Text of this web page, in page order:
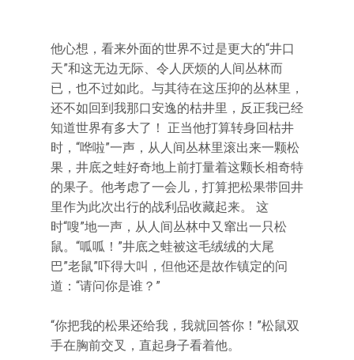
他心想，看来外面的世界不过是更大的“井口
天”和这无边无际、令人厌烦的人间丛林而
已，也不过如此。与其待在这压抑的丛林里，
还不如回到我那口安逸的枯井里，反正我已经
知道世界有多大了！ 正当他打算转身回枯井
时，“哗啦”一声，从人间丛林里滚出来一颗松
果，井底之蛙好奇地上前打量着这颗长相奇特
的果子。他考虑了一会儿，打算把松果带回井
里作为此次出行的战利品收藏起来。 这
时“嗖”地一声，从人间丛林中又窜出一只松
鼠。“呱呱！”井底之蛙被这毛绒绒的大尾
巴”老鼠”吓得大叫，但他还是故作镇定的问
道：“请问你是谁？”
“你把我的松果还给我，我就回答你！”松鼠双
手在胸前交叉，直起身子看着他。